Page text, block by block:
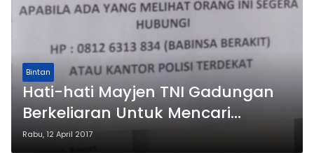
Bintan
Hati-hati Mayjen TNI Gadungan
Berkeliaran Untuk Mencari
Korban
Rabu, 12 April 2017